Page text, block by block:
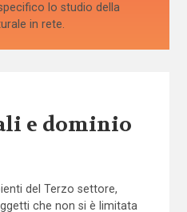
lo studio della
in rete.
e dominio
del Terzo settore,
che non si è limitata